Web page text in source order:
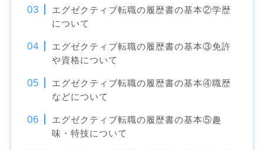
エグゼクティブ転職の履歴書の基本②学歴
について
エグゼクティブ転職の履歴書の基本③免許
や資格について
エグゼクティブ転職の履歴書の基本④職歴
などについて
エグゼクティブ転職の履歴書の基本⑤趣
味・特技について